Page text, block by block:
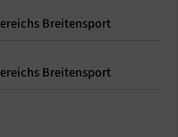
Breitensport
Breitensport